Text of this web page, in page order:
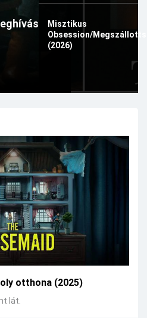
Misztikus
Obsession/
(2026)
otthona (2025)
lát.